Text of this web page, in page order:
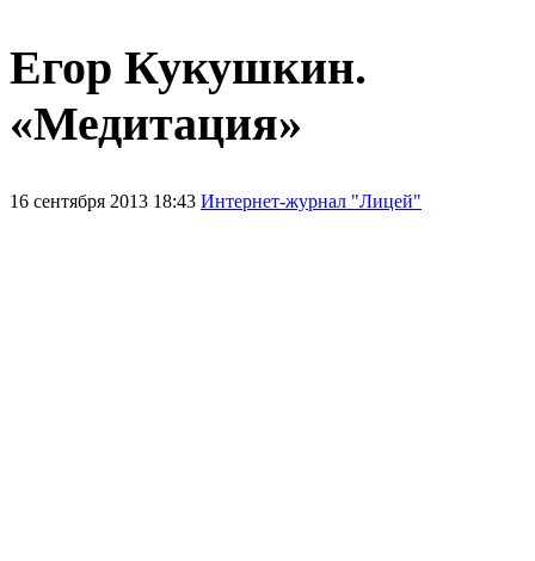
Егор Кукушкин.
«Медитация»
16 сентября 2013 18:43 Интернет-журнал "Лицей"